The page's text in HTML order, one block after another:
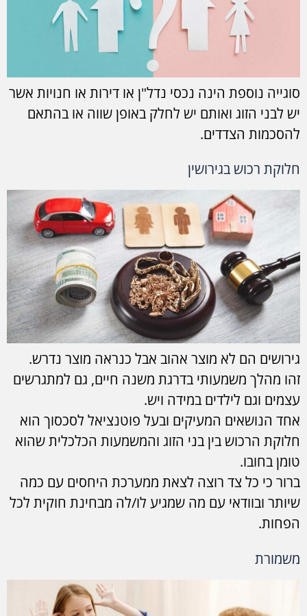
סוגייה נוספת הינה נכסי נדל"ן או דירות או חנויות אשר
יש לבני הזוג ואותם יש לחלק באופן שווה או בהתאם
להסכמות הצדדים.
חלוקת רכוש בגירושין
גירושים הם לא מוצר אהוב אבל כנראה מוצר נדרש.
זהו מהלך משמעותי בדרגת משנה חיים, גם למתגרשים
עצמים וגם לילדים במידה ויש.
אחד הנושאים המעיקים ובעל פוטנציאל לסכסוך הוא
חלוקת הרכוש בין בני הזוג והמשמעות הכלכלית שהוא
טומן בחובו.
ברור כי כל צד רוצה לצאת ממערכת היחסים עם כמה
שיותר ובוודאי עם מה שמגיע לו/לה מבחינת חוקית לכל
הפחות.
משמורת